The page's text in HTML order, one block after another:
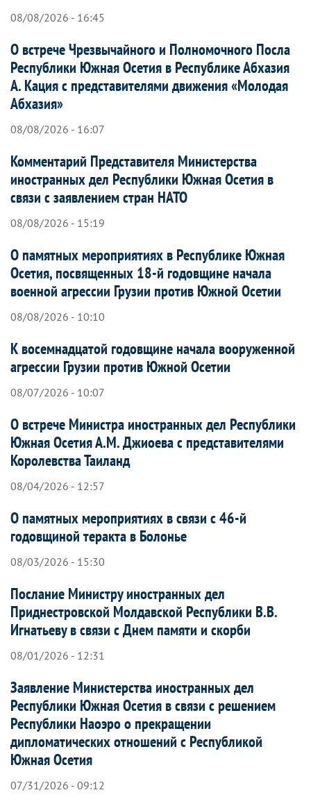
08/08/2026 - 16:45
О встрече Чрезвычайного и Полномочного Посла
Республики Южная Осетия в Республике Абхазия
А. Кация с представителями движения «Молодая
Абхазия»
08/08/2026 - 16:07
Комментарий Представителя Министерства
иностранных дел Республики Южная Осетия в
связи с заявлением стран НАТО
08/08/2026 - 15:19
О памятных мероприятиях в Республике Южная
Осетия, посвященных 18-й годовщине начала
военной агрессии Грузии против Южной Осетии
08/08/2026 - 10:10
К восемнадцатой годовщине начала вооруженной
агрессии Грузии против Южной Осетии
08/07/2026 - 10:07
О встрече Министра иностранных дел Республики
Южная Осетия А.М. Джиоева с представителями
Королевства Таиланд
08/04/2026 - 12:57
О памятных мероприятиях в связи с 46-й
годовщиной теракта в Болонье
08/03/2026 - 15:30
Послание Министру иностранных дел
Приднестровской Молдавской Республики В.В.
Игнатьеву в связи с Днем памяти и скорби
08/01/2026 - 12:31
Заявление Министерства иностранных дел
Республики Южная Осетия в связи с решением
Республики Наоэро о прекращении
дипломатических отношений с Республикой
Южная Осетия
07/31/2026 - 09:12